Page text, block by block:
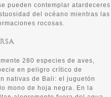
pueden contemplar atardeceres
del océano mientras las
rocosas.
280 especies de aves,
en peligro crítico de
nativas de Bali: el juguetón
mono de hoja negra. En la